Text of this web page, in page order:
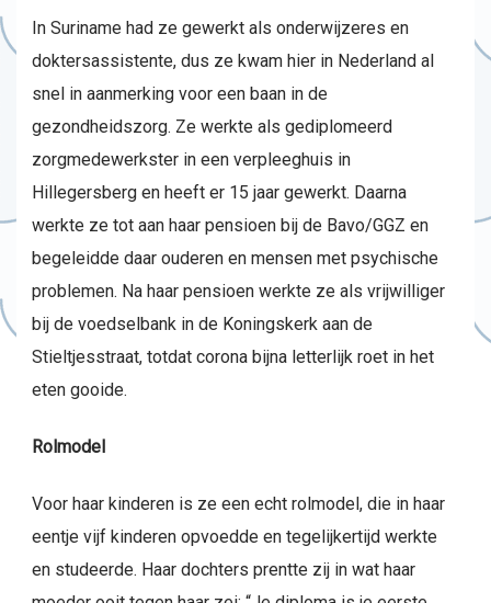
In Suriname had ze gewerkt als onderwijzeres en
doktersassistente, dus ze kwam hier in Nederland al
snel in aanmerking voor een baan in de
gezondheidszorg. Ze werkte als gediplomeerd
zorgmedewerkster in een verpleeghuis in
Hillegersberg en heeft er 15 jaar gewerkt. Daarna
werkte ze tot aan haar pensioen bij de Bavo/GGZ en
begeleidde daar ouderen en mensen met psychische
problemen. Na haar pensioen werkte ze als vrijwilliger
bij de voedselbank in de Koningskerk aan de
Stieltjesstraat, totdat corona bijna letterlijk roet in het
eten gooide.
Rolmodel
Voor haar kinderen is ze een echt rolmodel, die in haar
eentje vijf kinderen opvoedde en tegelijkertijd werkte
en studeerde. Haar dochters prentte zij in wat haar